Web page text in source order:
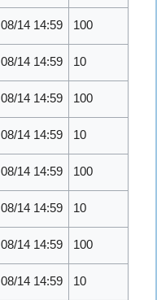
08/14 14:59 100
08/14 14:59 10
08/14 14:59 100
08/14 14:59 10
08/14 14:59 100
08/14 14:59 10
08/14 14:59 100
08/14 14:59 10